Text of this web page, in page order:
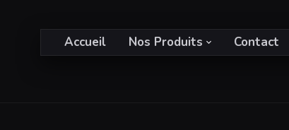
Accueil Nos Produits Contact